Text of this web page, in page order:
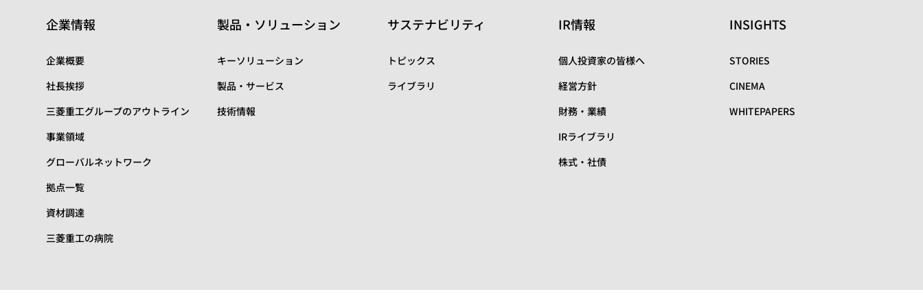
企業情報
企業概要
社長挨拶
三菱重工グループのアウトライン
事業領域
グローバルネットワーク
拠点一覧
資材調達
三菱重工の病院
製品・ソリューション
キーソリューション
製品・サービス
技術情報
サステナビリティ
トピックス
ライブラリ
IR情報
個人投資家の皆様へ
経営方針
財務・業績
IRライブラリ
株式・社債
INSIGHTS
STORIES
CINEMA
WHITEPAPERS